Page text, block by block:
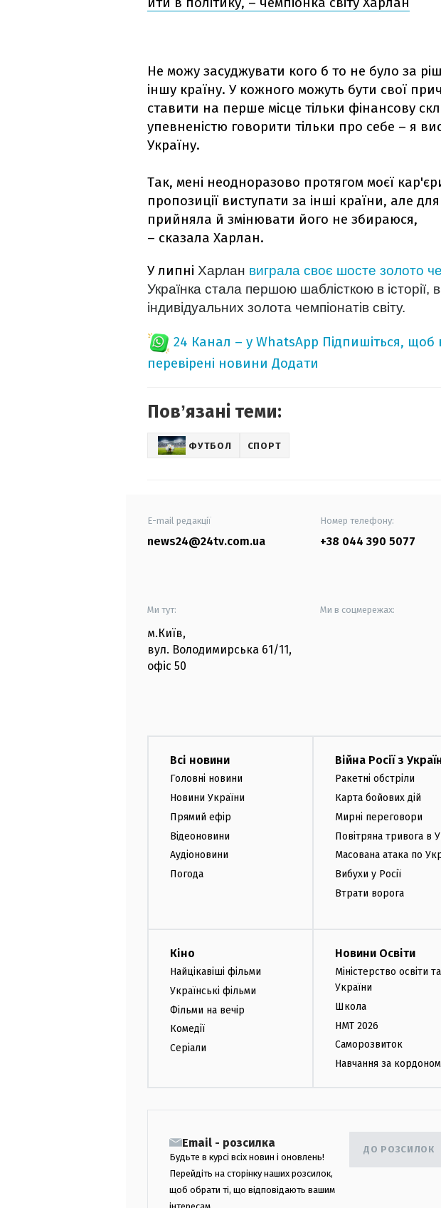
Не можу засуджувати кого б то не було за
іншу країну. У кожного можуть бути свої
ставити на перше місце тільки фінансову
упевненістю говорити тільки про себе – я
Україну.
Так, мені неодноразово протягом моєї
пропозиції виступати за інші країни, але
прийняла й змінювати його не збираюся,
– сказала Харлан.
У липні Харлан виграла своє шосте золото
Українка стала першою шаблісткою в історії, в
індивідуальних золота чемпіонатів світу.
24 Канал – у WhatsApp Підпишіться, щоб
перевірені новини Додати
Повʼязані теми:
ФУТБОЛ СПОРТ
E-mail редакції
news24@24tv.com.ua
Номер телефону:
+38 044 390 5077
Ми тут:
м.Київ,
вул. Володимирська 61/11,
офіс 50
Ми в соцмережах:
Всі новини
Головні новини
Новини України
Прямий ефір
Відеоновини
Аудіоновини
Погода
Війна Росії з
Ракетні обстріли
Карта бойових дій
Мирні переговори
Повітряна тривога в
Масована атака по
Вибухи у Росії
Втрати ворога
Кіно
Найцікавіші фільми
Українські фільми
Фільми на вечір
Комедії
Серіали
Новини Освіти
Міністерство освіти
України
Школа
НМТ 2026
Саморозвиток
Навчання за кордоном
Email - розсилка
Будьте в курсі всіх новин і оновлень!
Перейдіть на сторінку наших розсилок,
щоб обрати ті, що відповідають вашим
ДО РОЗСИЛОК